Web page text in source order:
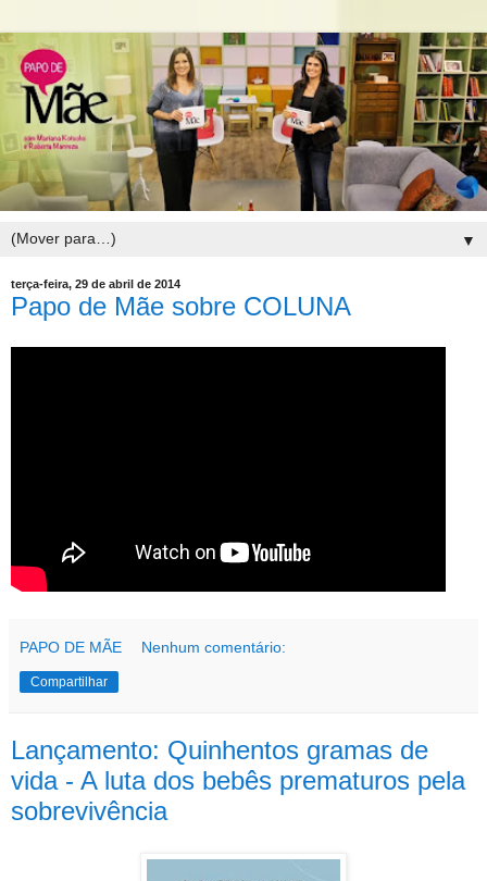
▼
terça-feira, 29 de abril de 2014
Papo de Mãe sobre COLUNA
PAPO DE MÃE Nenhum comentário:
Compartilhar
Lançamento: Quinhentos gramas de
vida - A luta dos bebês prematuros pela
sobrevivência